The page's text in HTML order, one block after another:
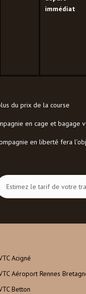
immédiat
du prix de la course
en cage et bagage
en liberté fera
Estimez le tarif de votre
Acigné
Aéroport Rennes
Betton